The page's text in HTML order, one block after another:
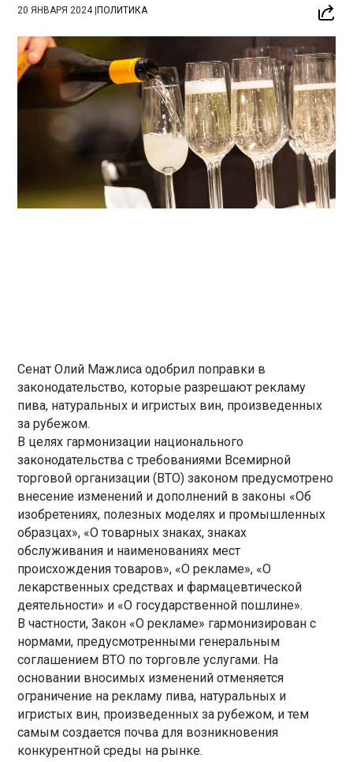
20 ЯНВАРЯ 2024|ПОЛИТИКА
Сенат Олий Мажлиса одобрил поправки в
законодательство, которые разрешают рекламу
пива, натуральных и игристых вин, произведенных
за рубежом.
В целях гармонизации национального
законодательства с требованиями Всемирной
торговой организации (ВТО) законом предусмотрено
внесение изменений и дополнений в законы «Об
изобретениях, полезных моделях и промышленных
образцах», «О товарных знаках, знаках
обслуживания и наименованиях мест
происхождения товаров», «О рекламе», «О
лекарственных средствах и фармацевтической
деятельности» и «О государственной пошлине».
В частности, Закон «О рекламе» гармонизирован с
нормами, предусмотренными генеральным
соглашением ВТО по торговле услугами. На
основании вносимых изменений отменяется
ограничение на рекламу пива, натуральных и
игристых вин, произведенных за рубежом, и тем
самым создается почва для возникновения
конкурентной среды на рынке.